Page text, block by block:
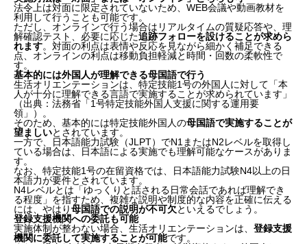
法令上は対面に限定されていないため、WEB会議や動画教材を
利用して行うことも可能です。
ただし、オンラインで行う場合はリアルタイムの質疑応答や、理
解確認テスト、必要に応じた追跡フォローを設けることが求めら
れます。対面の利点は表情や反応を見ながら細かく補足できる
点、オンラインの利点は移動負担軽減と時間・回数の柔軟性で
す。
基本的には外国人が理解できる母国語で行う
生活オリエンテーションは、特定技能1号の外国人に対して「本
人が十分に理解できる言語で実施することが求められています」
（出典：法務省「1号特定技能外国人支援に関する運用要
領」）。
そのため、基本的には特定技能外国人の母国語で実施することが
望ましいとされています。
一方で、日本語能力試験（JLPT）でN1またはN2レベルを取得し
ている場合は、日本語による実施でも理解可能なケースがありま
す。
なお、特定技能1号の在留資格では、日本語能力試験N4以上の日
本語力が要件とされています。
N4レベルとは「ゆっくりと話される日常会話であれば理解でき
る程度」を指すため、複雑な説明や制度的な内容を正確に伝える
には、やはり母国語での説明が不可欠といえるでしょう。
登録支援機関への委託も可能
実施体制が整わない場合、生活オリエンテーションは、 登録支援
機関に委託して実施することが可能です。